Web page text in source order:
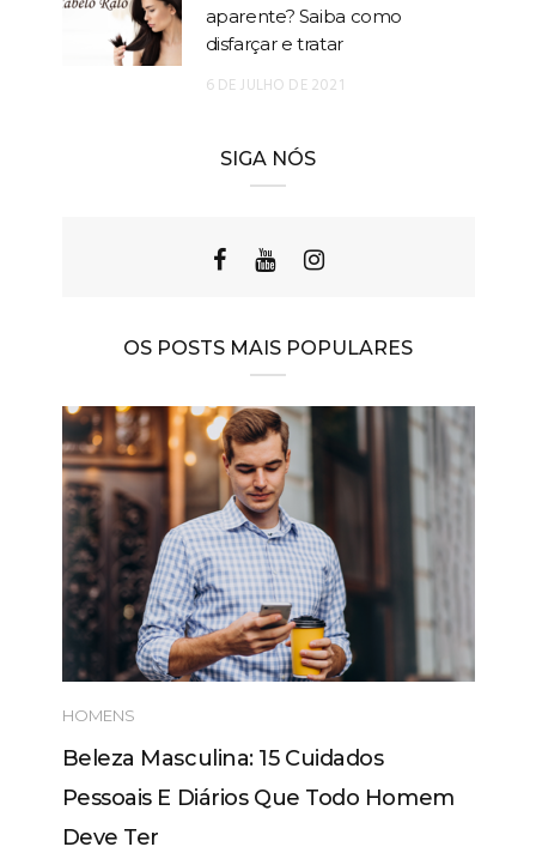
aparente? Saiba como
disfarçar e tratar
6 DE JULHO DE 2021
SIGA NÓS
OS POSTS MAIS POPULARES
HOMENS
Beleza Masculina: 15 Cuidados
Pessoais E Diários Que Todo Homem
Deve Ter